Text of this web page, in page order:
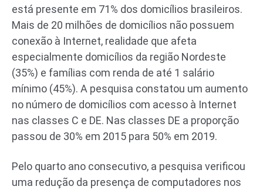
está presente em 71% dos domicílios brasileiros.
Mais de 20 milhões de domicílios não possuem
conexão à Internet, realidade que afeta
especialmente domicílios da região Nordeste
(35%) e famílias com renda de até 1 salário
mínimo (45%). A pesquisa constatou um aumento
no número de domicílios com acesso à Internet
nas classes C e DE. Nas classes DE a proporção
passou de 30% em 2015 para 50% em 2019.
Pelo quarto ano consecutivo, a pesquisa verificou
uma redução da presença de computadores nos